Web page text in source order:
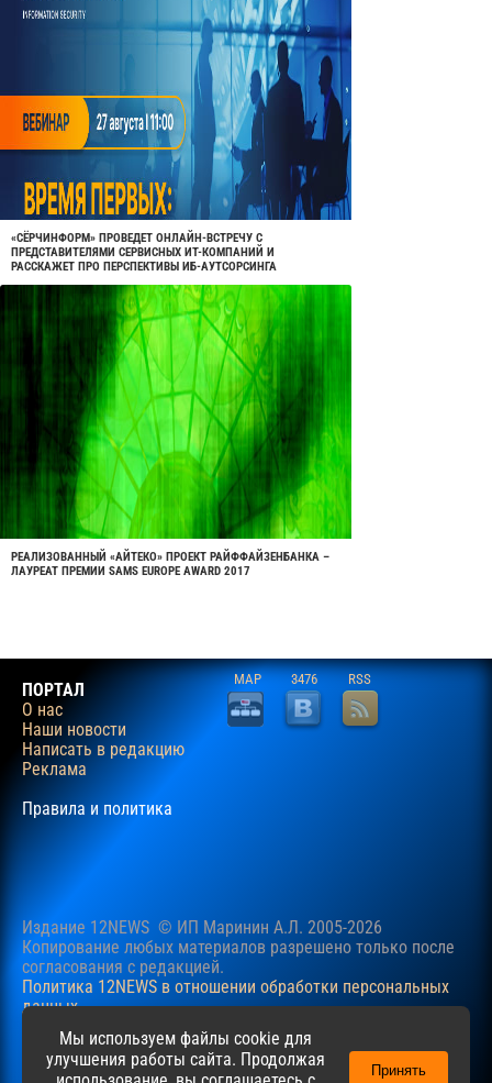
«СЁРЧИНФОРМ» ПРОВЕДЕТ ОНЛАЙН-ВСТРЕЧУ С
ПРЕДСТАВИТЕЛЯМИ СЕРВИСНЫХ ИТ-КОМПАНИЙ И
РАССКАЖЕТ ПРО ПЕРСПЕКТИВЫ ИБ-АУТСОРСИНГА
РЕАЛИЗОВАННЫЙ «АЙТЕКО» ПРОЕКТ РАЙФФАЙЗЕНБАНКА –
ЛАУРЕАТ ПРЕМИИ SAMS EUROPE AWARD 2017
ПОРТАЛ
О нас
Наши новости
Написать в редакцию
Реклама
Правила и политика
MAP 3476 RSS
Издание 12NEWS © ИП Маринин А.Л. 2005-2026
Копирование любых материалов разрешено только после
согласования c редакцией.
Политика 12NEWS в отношении обработки персональных
данных
Наш сайт использует файлы cookie для учучшения
пользовательского опыта. Продолжая просматривать сайт,
вы соглашаетесь с нашейПолитикойв отношении файлов
Мы используем файлы cookie для
улучшения работы сайта. Продолжая
Принять